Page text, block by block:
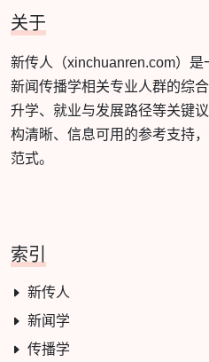
关于
新传人（xinchuanren.com）
新闻传播学相关专业人群的综
升学、就业与发展路径等关键
构清晰、信息可用的参考支持
范式。
索引
新传人
新闻学
传播学